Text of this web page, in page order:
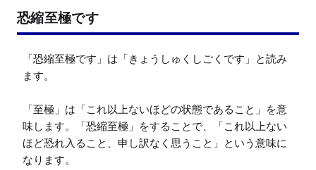
恐縮至極です
「恐縮至極です」は「きょうしゅくしごくです」と読み
ます。
「至極」は「これ以上ないほどの状態であること」を意
味します。「恐縮至極」をすることで、「これ以上ない
ほど恐れ入ること、申し訳なく思うこと」という意味に
なります。